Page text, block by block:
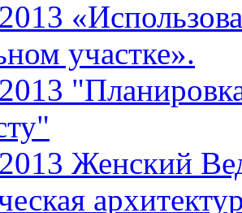
участке».
Женский